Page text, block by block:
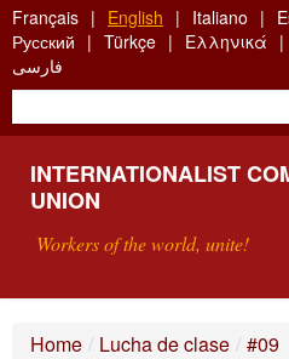
Skip
to
main
content
Français English Italiano
Русский
Türkçe Ελληνικά
فارسی
INTERNATIONALIST
UNION
Workers of the world, unite!
Home / Lucha de clase / #09